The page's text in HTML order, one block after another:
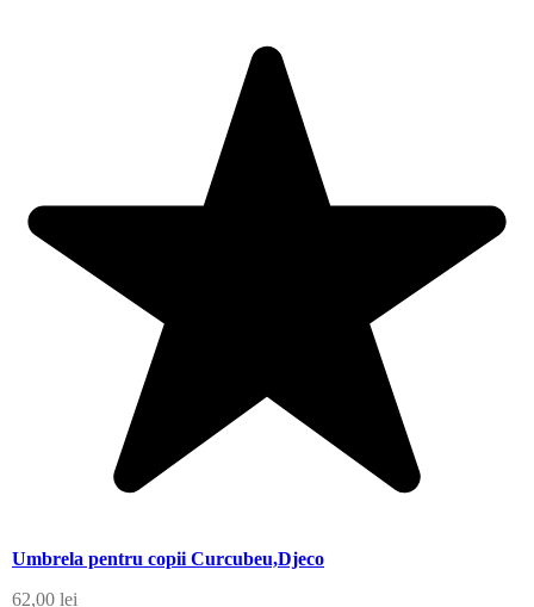
Umbrela pentru copii Curcubeu,Djeco
62,00 lei